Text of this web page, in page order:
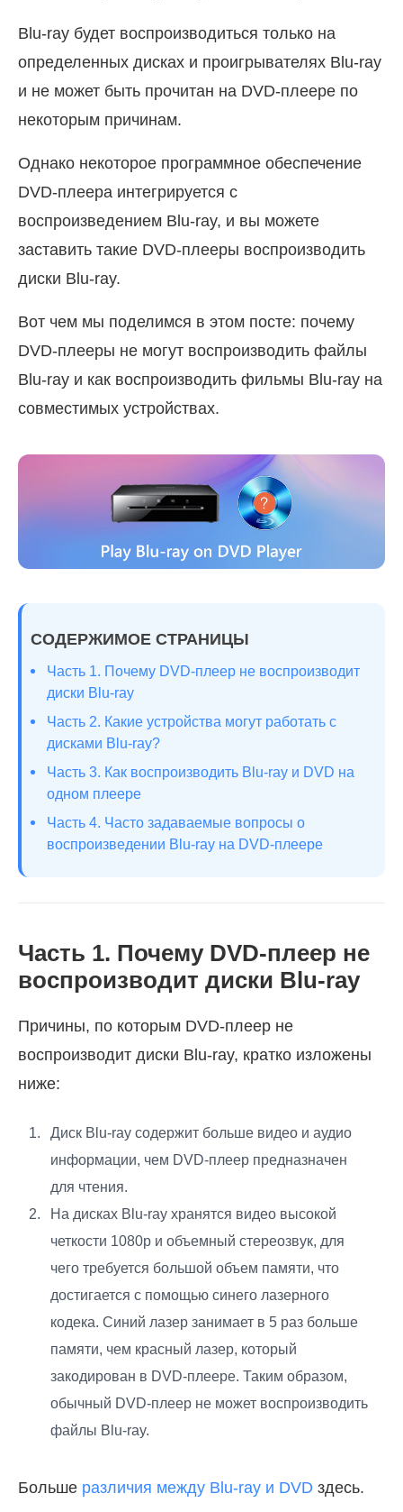
Blu-ray будет воспроизводиться только на
определенных дисках и проигрывателях Blu-ray
и не может быть прочитан на DVD-плеере по
некоторым причинам.
Однако некоторое программное обеспечение
DVD-плеера интегрируется с
воспроизведением Blu-ray, и вы можете
заставить такие DVD-плееры воспроизводить
диски Blu-ray.
Вот чем мы поделимся в этом посте: почему
DVD-плееры не могут воспроизводить файлы
Blu-ray и как воспроизводить фильмы Blu-ray на
совместимых устройствах.
СОДЕРЖИМОЕ СТРАНИЦЫ
Часть 1. Почему DVD-плеер не воспроизводит
диски Blu-ray
Часть 2. Какие устройства могут работать с
дисками Blu-ray?
Часть 3. Как воспроизводить Blu-ray и DVD на
одном плеере
Часть 4. Часто задаваемые вопросы о
воспроизведении Blu-ray на DVD-плеере
Часть 1. Почему DVD-плеер не
воспроизводит диски Blu-ray
Причины, по которым DVD-плеер не
воспроизводит диски Blu-ray, кратко изложены
ниже:
Диск Blu-ray содержит больше видео и аудио
информации, чем DVD-плеер предназначен
для чтения.
На дисках Blu-ray хранятся видео высокой
четкости 1080p и объемный стереозвук, для
чего требуется большой объем памяти, что
достигается с помощью синего лазерного
кодека. Синий лазер занимает в 5 раз больше
памяти, чем красный лазер, который
закодирован в DVD-плеере. Таким образом,
обычный DVD-плеер не может воспроизводить
файлы Blu-ray.
Больше различия между Blu-ray и DVD здесь.